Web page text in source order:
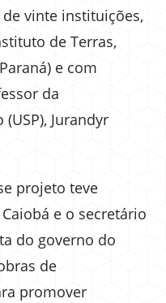
vinte instituições,
de Terras,
e com
da
Jurandyr
projeto teve
e o secretário
do governo do
de
promover